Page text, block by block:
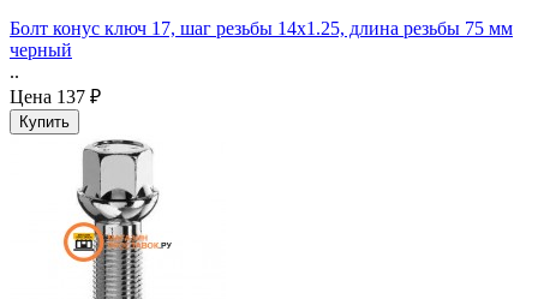
Болт конус ключ 17, шаг резьбы 14x1.25, длина резьбы 75 мм
черный
..
Цена 137 ₽